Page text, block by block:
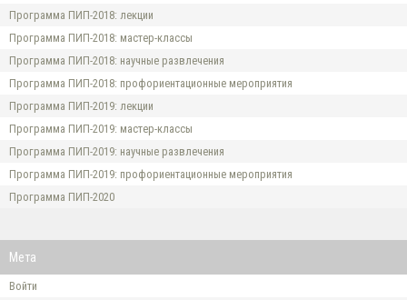
Программа ПИП-2018: лекции
Программа ПИП-2018: мастер-классы
Программа ПИП-2018: научные развлечения
Программа ПИП-2018: профориентационные мероприятия
Программа ПИП-2019: лекции
Программа ПИП-2019: мастер-классы
Программа ПИП-2019: научные развлечения
Программа ПИП-2019: профориентационные мероприятия
Программа ПИП-2020
Мета
Войти